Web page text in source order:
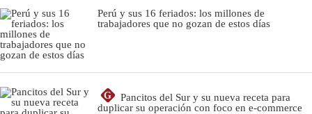
Perú y sus 16 feriados: los millones de
trabajadores que no gozan de estos días
G
Pancitos del Sur y su nueva receta para
duplicar su operación con foco en e-commerce